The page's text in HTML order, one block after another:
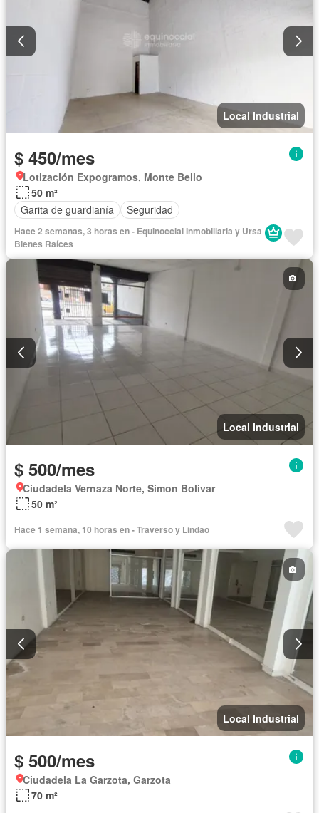
Local Industrial
$ 450/mes
Lotización Expogramos, Monte Bello
50 m²
Garita de guardianía
Seguridad
Hace 2 semanas, 3 horas en - Equinoccial Inmobiliaria y Ursa
Bienes Raíces
Local Industrial
$ 500/mes
Ciudadela Vernaza Norte, Simon Bolivar
50 m²
Hace 1 semana, 10 horas en - Traverso y Lindao
Local Industrial
$ 500/mes
Ciudadela La Garzota, Garzota
70 m²